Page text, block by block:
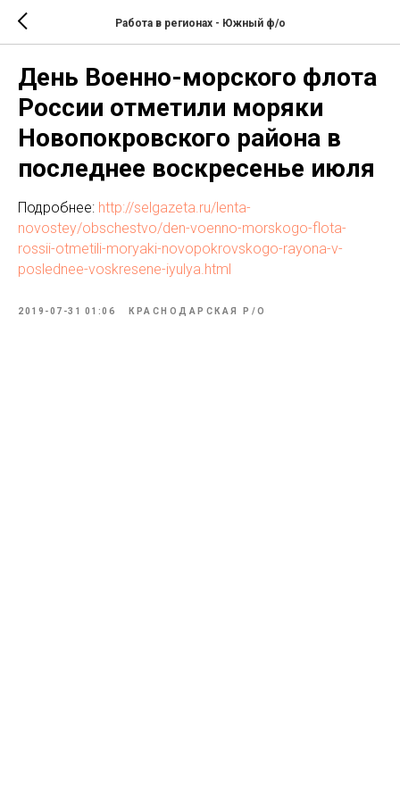
Работа в регионах - Южный ф/о
День Военно-морского флота
России отметили моряки
Новопокровского района в
последнее воскресенье июля
Подробнее: http://selgazeta.ru/lenta-
novostey/obschestvo/den-voenno-morskogo-flota-
rossii-otmetili-moryaki-novopokrovskogo-rayona-v-
poslednee-voskresene-iyulya.html
2019-07-31 01:06 КРАСНОДАРСКАЯ Р/О